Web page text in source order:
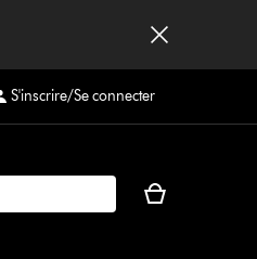
S'inscrire/Se connecter
Votre